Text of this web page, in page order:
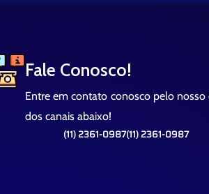
Fale Conosco!
Entre em contato conosco pelo nosso
dos canais abaixo!
(11) 2361-0987(11) 2361-0987